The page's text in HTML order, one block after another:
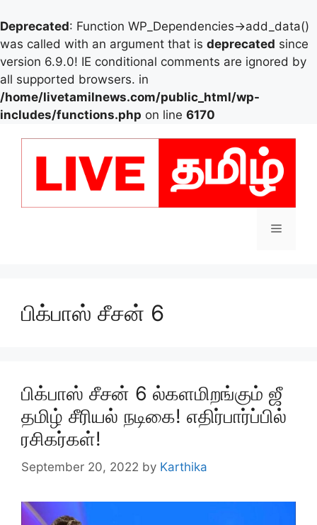
Deprecated: Function WP_Dependencies->add_data()
was called with an argument that is deprecated since
version 6.9.0! IE conditional comments are ignored by
all supported browsers. in
/home/livetamilnews.com/public_html/wp-
includes/functions.php on line 6170
Menu
பிக்பாஸ் சீசன் 6
பிக்பாஸ் சீசன் 6 ல்களமிறங்கும் ஜீ
தமிழ் சீரியல் நடிகை! எதிர்பார்ப்பில்
ரசிகர்கள்!
September 20, 2022 by Karthika